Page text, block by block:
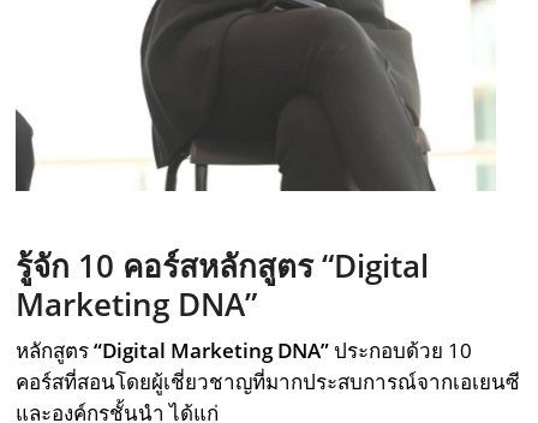
รู้จัก 10 คอร์สหลักสูตร“Digital
Marketing DNA”
หลักสูตร“Digital Marketing DNA”ประกอบด้วย 10
คอร์สที่สอนโดยผู้เชี่ยวชาญที่มากประสบการณ์จากเอเยนซี
และองค์กรชั้นนำ ได้แก่